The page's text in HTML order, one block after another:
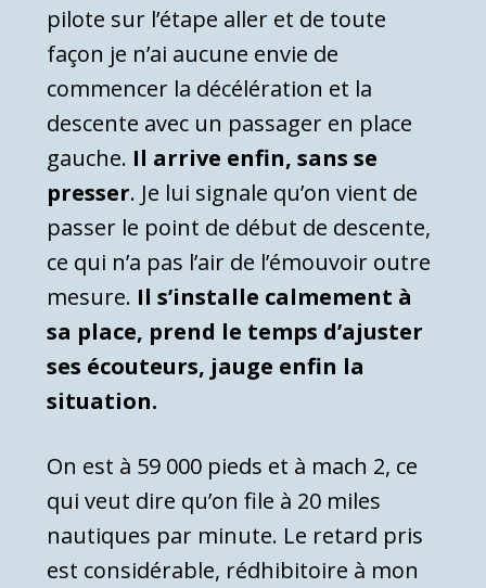
pilote sur l’étape aller et de toute
façon je n’ai aucune envie de
commencer la décélération et la
descente avec un passager en place
gauche. Il arrive enfin, sans se
presser. Je lui signale qu’on vient de
passer le point de début de descente,
ce qui n’a pas l’air de l’émouvoir outre
mesure. Il s’installe calmement à
sa place, prend le temps d’ajuster
ses écouteurs, jauge enfin la
situation.
On est à 59 000 pieds et à mach 2, ce
qui veut dire qu’on file à 20 miles
nautiques par minute. Le retard pris
est considérable, rédhibitoire à mon